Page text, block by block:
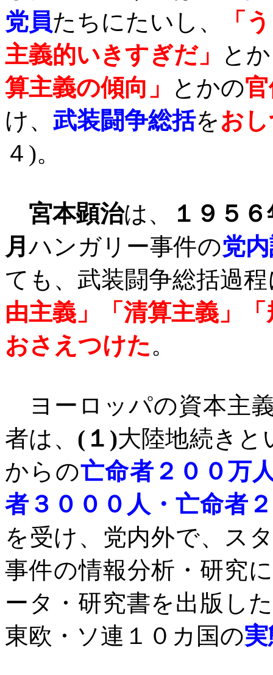
党員たちにたいし、
「
主義的いきすぎだ」
とか
算主義の傾向」
とかの
け、 武装闘争総括をお
４ )。
宮本顕治は、
１９５
月ハンガリー事件の党
ても、武装闘争総括過
由主義」「清算主義」
おさえつけた。
ヨーロッパの資本主
者は、 ( １ )大陸地続きと
からの亡命者２００万
者３０００人・亡命者
を受け、党内外で、ス
事件の情報分析・研究
ータ・研究書を出版し
東欧・ソ連１０カ国の